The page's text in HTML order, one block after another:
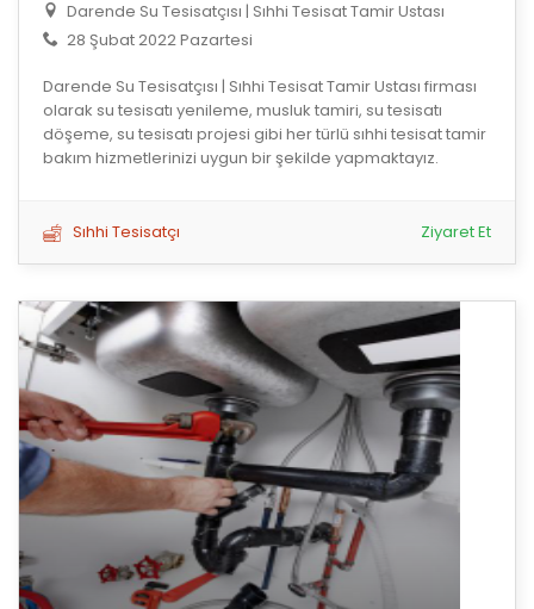
Darende Su Tesisatçısı | Sıhhi Tesisat Tamir Ustası
28 Şubat 2022 Pazartesi
Darende Su Tesisatçısı | Sıhhi Tesisat Tamir Ustası firması
olarak su tesisatı yenileme, musluk tamiri, su tesisatı
döşeme, su tesisatı projesi gibi her türlü sıhhi tesisat tamir
bakım hizmetlerinizi uygun bir şekilde yapmaktayız.
Sıhhi Tesisatçı Ziyaret Et